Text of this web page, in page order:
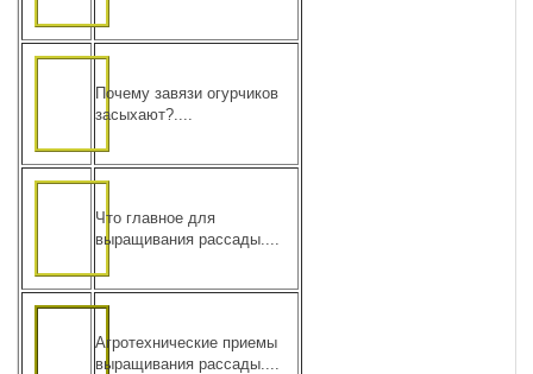
Почему завязи огурчиков
засыхают?....
Что главное для
выращивания рассады....
Агротехнические приемы
выращивания рассады....